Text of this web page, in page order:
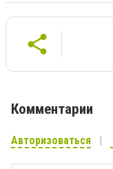
Комментарии
Авторизоваться